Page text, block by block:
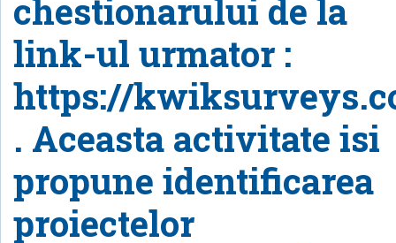
chestionarului de la
link-ul urmator :
https://
. Aceasta activitate isi
propune identificarea
proiectelor